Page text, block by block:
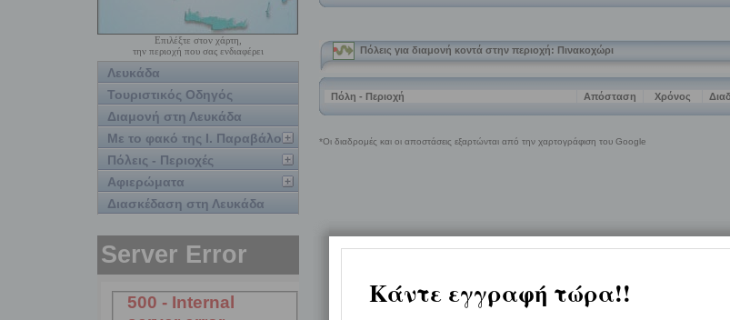
Επιλέξτε στον χάρτη,
την περιοχή που σας ενδιαφέρει
Λευκάδα
Τουριστικός Οδηγός
Διαμονή στη Λευκάδα
Με το φακό της Ι. Παραβάλου
Πόλεις - Περιοχές
Αφιερώματα
Διασκέδαση στη Λευκάδα